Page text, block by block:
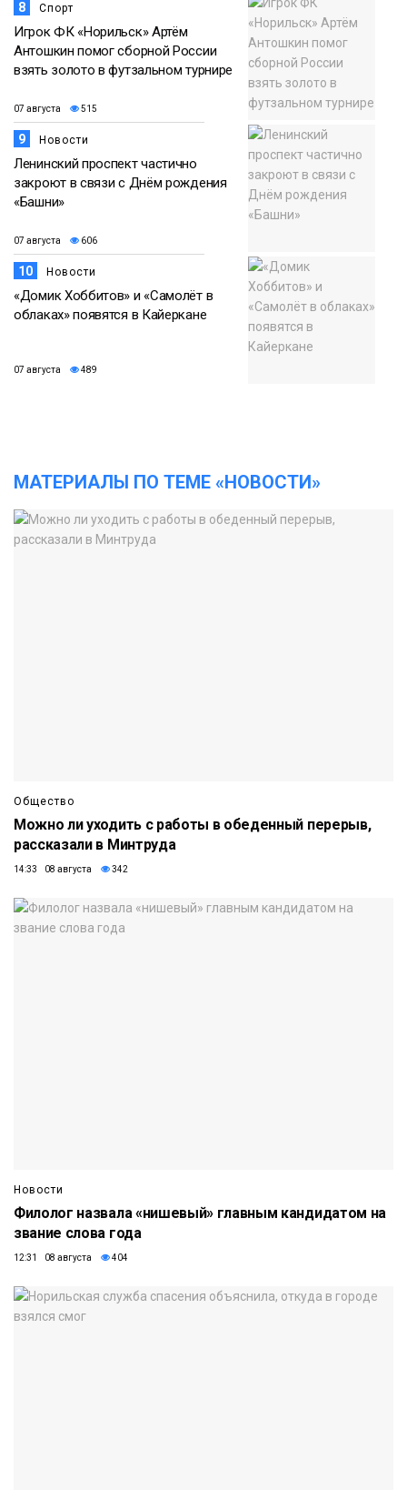
8 Спорт
Игрок ФК «Норильск» Артём
Антошкин помог сборной России
взять золото в футзальном турнире
07 августа 515
9 Новости
Ленинский проспект частично
закроют в связи с Днём рождения
«Башни»
07 августа 606
10 Новости
«Домик Хоббитов» и «Самолёт в
облаках» появятся в Кайеркане
07 августа 489
МАТЕРИАЛЫ ПО ТЕМЕ «НОВОСТИ»
Общество
Можно ли уходить с работы в обеденный перерыв,
рассказали в Минтруда
14:33 08 августа 342
Новости
Филолог назвала «нишевый» главным кандидатом на
звание слова года
12:31 08 августа 404